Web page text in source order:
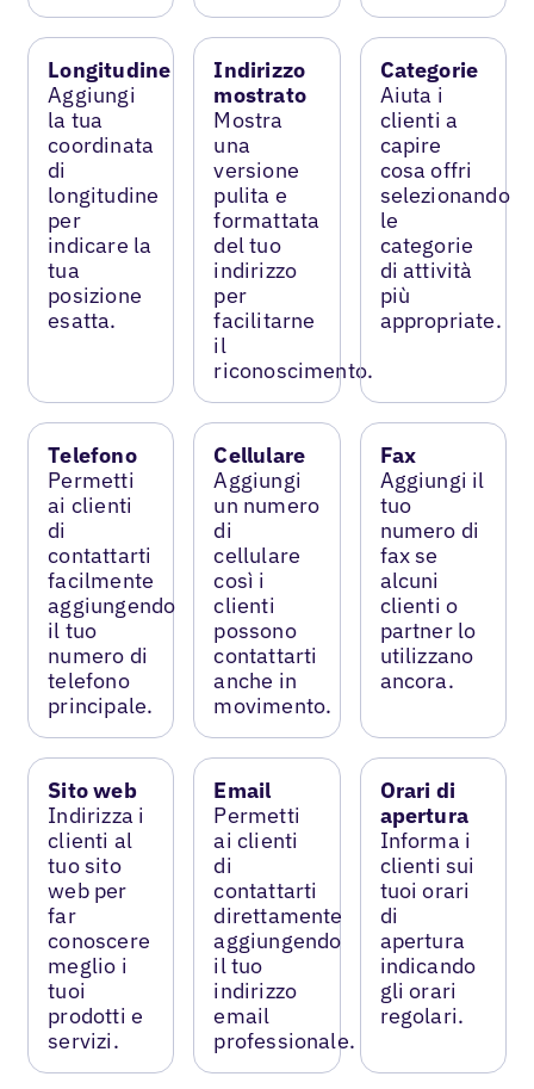
Longitudine
Aggiungi
la tua
coordinata
di
longitudine
per
indicare la
tua
posizione
esatta.
Indirizzo
mostrato
Mostra
una
versione
pulita e
formattata
del tuo
indirizzo
per
facilitarne
il
riconoscimento.
Categorie
Aiuta i
clienti a
capire
cosa offri
selezionando
le
categorie
di attività
più
appropriate.
Telefono
Permetti
ai clienti
di
contattarti
facilmente
aggiungendo
il tuo
numero di
telefono
principale.
Cellulare
Aggiungi
un numero
di
cellulare
così i
clienti
possono
contattarti
anche in
movimento.
Fax
Aggiungi il
tuo
numero di
fax se
alcuni
clienti o
partner lo
utilizzano
ancora.
Sito web
Indirizza i
clienti al
tuo sito
web per
far
conoscere
meglio i
tuoi
prodotti e
servizi.
Email
Permetti
ai clienti
di
contattarti
direttamente
aggiungendo
il tuo
indirizzo
email
professionale.
Orari di
apertura
Informa i
clienti sui
tuoi orari
di
apertura
indicando
gli orari
regolari.